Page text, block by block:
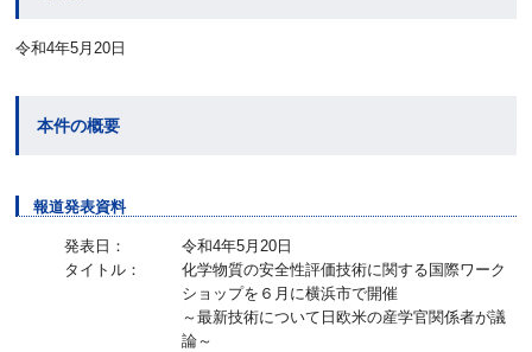
令和4年5月20日
本件の概要
報道発表資料
発表日：
令和4年5月20日
タイトル：
化学物質の安全性評価技術に関する国際ワーク
ショップを６月に横浜市で開催
～最新技術について日欧米の産学官関係者が議
論～